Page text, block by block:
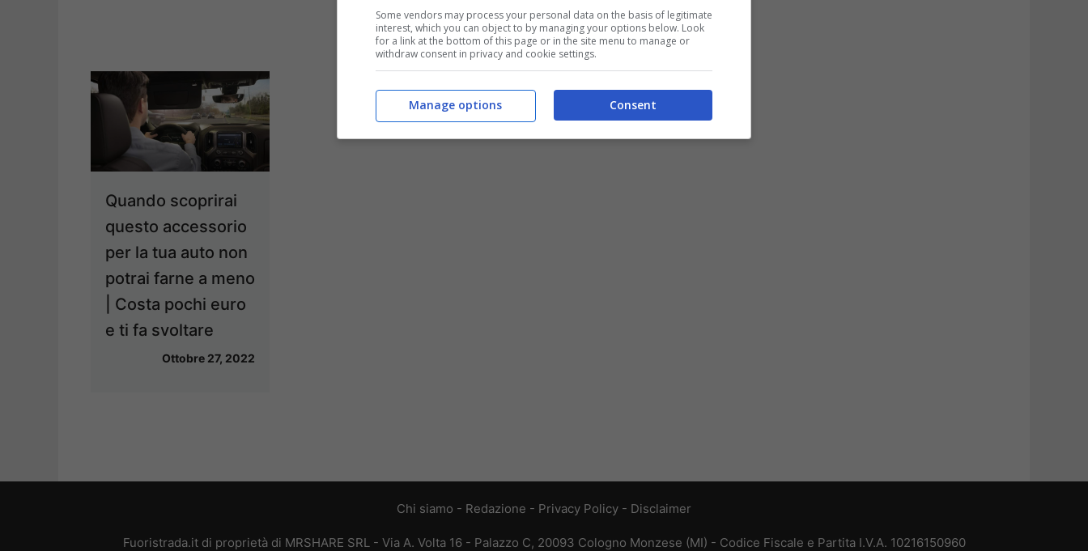
Quando scoprirai
questo accessorio
per la tua auto non
potrai farne a meno
| Costa pochi euro
e ti fa svoltare
Ottobre 27, 2022
Chi siamo - Redazione - Privacy Policy - Disclaimer
Fuoristrada.it di proprietà di MRSHARE SRL - Via A. Volta 16 - Palazzo C, 20093 Cologno Monzese (MI) - Codice Fiscale e Partita I.V.A. 10216150960
Some vendors may process your personal data on the basis of legitimate
interest, which you can object to by managing your options below. Look
for a link at the bottom of this page or in the site menu to manage or
withdraw consent in privacy and cookie settings.
Consent
Manage options